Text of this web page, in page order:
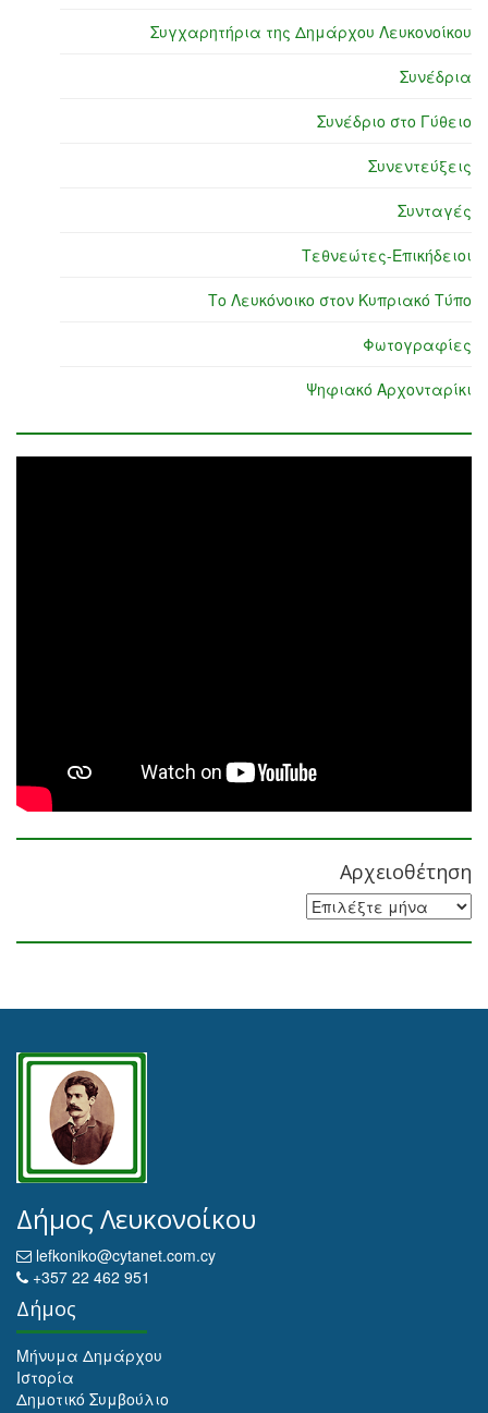
Συγχαρητήρια της Δημάρχου Λευκονοίκου
Συνέδρια
Συνέδριο στο Γύθειο
Συνεντεύξεις
Συνταγές
Τεθνεώτες-Επικήδειοι
Το Λευκόνοικο στον Κυπριακό Τύπο
Φωτογραφίες
Ψηφιακό Αρχονταρίκι
Αρχειοθέτηση
Αρχειοθέτηση
Δήμος Λευκονοίκου
lefkoniko@cytanet.com.cy
+357 22 462 951
Δήμος
Μήνυμα Δημάρχου
Ιστορία
Δημοτικό Συμβούλιο